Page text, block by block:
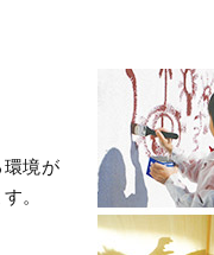
環境が
。